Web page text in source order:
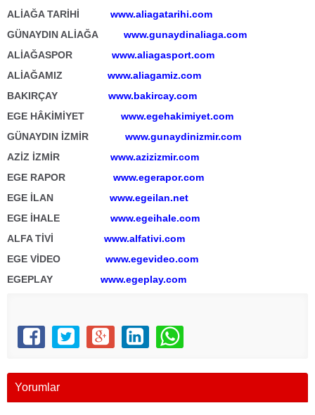
ALİAĞA TARİHİ www.aliagatarihi.com
GÜNAYDIN ALİAĞA www.gunaydinaliaga.com
ALİAĞASPOR www.aliagasport.com
ALİAĞAMIZ www.aliagamiz.com
BAKIRÇAY www.bakircay.com
EGE HÂKİMİYET www.egehakimiyet.com
GÜNAYDIN İZMİR www.gunaydinizmir.com
AZİZ İZMİR www.azizizmir.com
EGE RAPOR www.egerapor.com
EGE İLAN www.egeilan.net
EGE İHALE www.egeihale.com
ALFA TİVİ www.alfativi.com
EGE VİDEO www.egevideo.com
EGEPLAY www.egeplay.com
Yorumlar